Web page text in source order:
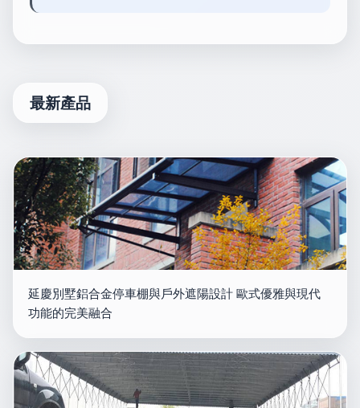
最新產品
延慶別墅鋁合金停車棚與戶外遮陽設計 歐式優雅與現代
功能的完美融合